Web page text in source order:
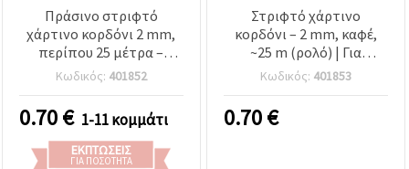
Πράσινο στριφτό
χάρτινο κορδόνι 2 mm,
περίπου 25 μέτρα –
Διακοσμητικό κορδόνι
για περιτύλιγμα δώρων,
χειροτεχνίες, DIY,
ανθοδετική και
σκραπμπούκινγκ
Κωδικός: 401852
0.70€ 1-11 κομμάτι
ΕΚΠΤΏΣΕΙΣ
ΓΙΑ ΠΟΣΌΤΗΤΑ
Στριφτό χάρτινο
κορδόνι – 2 mm, καφέ,
~25 m (ρολό) | Για
περιτύλιγμα δώρων,
διακόσμηση, κάρτες,
scrapbooking & DIY
Κωδικός: 401853
0.70€